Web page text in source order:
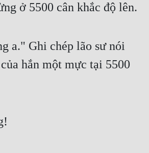
ở 5500 cân khắc độ lên.
a." Ghi chép lão sư nói
hắn một mực tại 5500